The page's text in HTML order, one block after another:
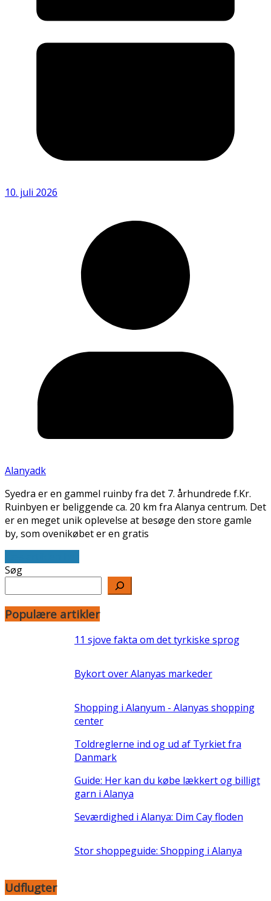
10. juli 2026
Alanyadk
Syedra er en gammel ruinby fra det 7. århundrede f.Kr.
Ruinbyen er beliggende ca. 20 km fra Alanya centrum. Det
er en meget unik oplevelse at besøge den store gamle
by, som ovenikøbet er en gratis
Søg
Populære artikler
11 sjove fakta om det tyrkiske sprog
Bykort over Alanyas markeder
Shopping i Alanyum - Alanyas shopping
center
Toldreglerne ind og ud af Tyrkiet fra
Danmark
Guide: Her kan du købe lækkert og billigt
garn i Alanya
Seværdighed i Alanya: Dim Cay floden
Stor shoppeguide: Shopping i Alanya
Udflugter